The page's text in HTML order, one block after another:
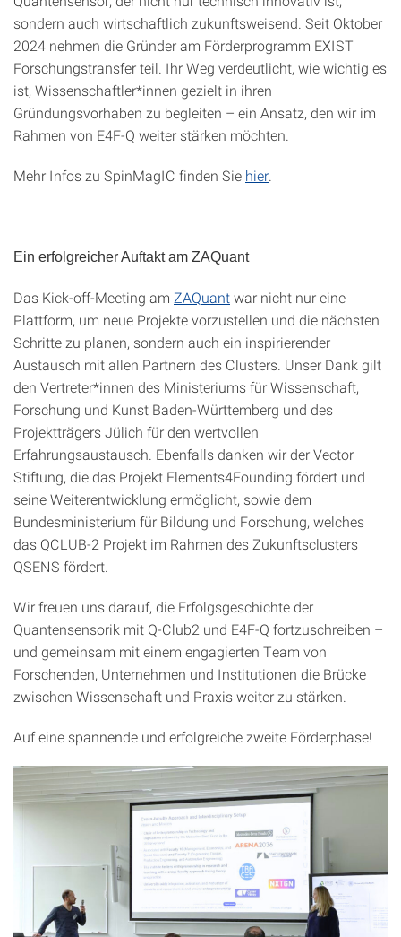
sondern auch wirtschaftlich zukunftsweisend. Seit Oktober
2024 nehmen die Gründer am Förderprogramm EXIST
Forschungstransfer teil. Ihr Weg verdeutlicht, wie wichtig es
ist, Wissenschaftler*innen gezielt in ihren
Gründungsvorhaben zu begleiten – ein Ansatz, den wir im
Rahmen von E4F-Q weiter stärken möchten.
Mehr Infos zu SpinMagIC finden Sie hier
Ein erfolgreicher Auftakt am ZAQuant
Das Kick-off-Meeting am ZAQuantwar nicht nur eine
Plattform, um neue Projekte vorzustellen und die nächsten
Schritte zu planen, sondern auch ein inspirierender
Austausch mit allen Partnern des Clusters. Unser Dank gilt
den Vertreter*innen des Ministeriums für Wissenschaft,
Forschung und Kunst Baden-Württemberg und des
Projektträgers Jülich für den wertvollen
Erfahrungsaustausch. Ebenfalls danken wir der Vector
Stiftung, die das Projekt Elements4Founding fördert und
seine Weiterentwicklung ermöglicht, sowie dem
Bundesministerium für Bildung und Forschung, welches
das QCLUB-2 Projekt im Rahmen des Zukunftsclusters
QSENS fördert.
Wir freuen uns darauf, die Erfolgsgeschichte der
Quantensensorik mit Q-Club2 und E4F-Q fortzuschreiben –
und gemeinsam mit einem engagierten Team von
Forschenden, Unternehmen und Institutionen die Brücke
zwischen Wissenschaft und Praxis weiter zu stärken.
Auf eine spannende und erfolgreiche zweite Förderphase!